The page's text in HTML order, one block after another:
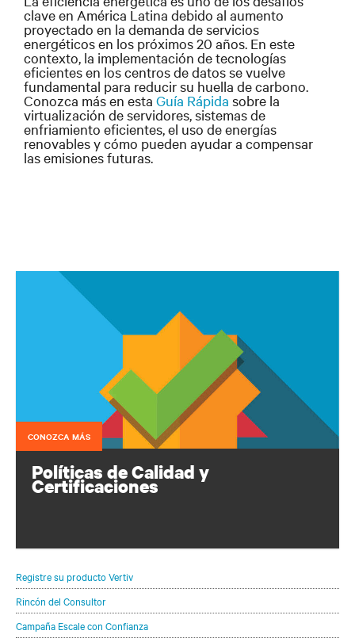
clave en América Latina debido al aumento
proyectado en la demanda de servicios
energéticos en los próximos 20 años. En este
contexto, la implementación de tecnologías
eficientes en los centros de datos se vuelve
fundamental para reducir su huella de carbono.
Conozca más en esta Guía Rápida sobre la
virtualización de servidores, sistemas de
enfriamiento eficientes, el uso de energías
renovables y cómo pueden ayudar a compensar
las emisiones futuras.
CONOZCA MÁS
Políticas de Calidad y
Certificaciones
Registre su producto Vertiv
Rincón del Consultor
Campaña Escale con Confianza